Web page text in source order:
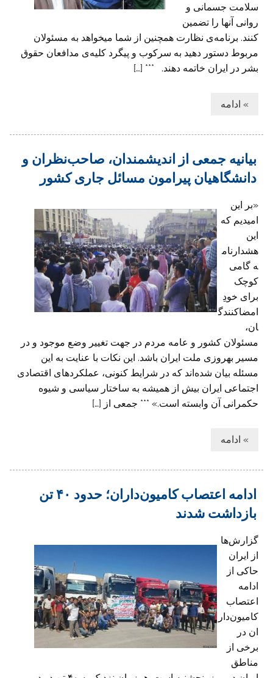
سلامت جسمانی و
روانی آنها را تضمین
کنند. برنامه‌ی نظارت همچنین از شما میخواهد به مسئولان
مربوط دستور دهید به سرکوب و پیگرد کلیه‌ی مدافعان حقوق
بشر در ایران خاتمه دهند. *** […]
» ادامه
بیانیه جمعی از اندیشمندان، صاحب‌نظران و
دانشگاهیان پیرامون مسائل جاری کشور
«بر این
امیدیم که
این
هشدارنام
ه گامی
کوچک
برای خودِ
امضاکنندگ
ان،
مسئولان کشور و عامه مردم در جهت تغییر وضع موجود و در
مسیر بهروزی ملت ایران باشد. این نکات با عنایت به این
مسئله بیان شده‌اند که در شرایط کنونی، عملکردهای اقتصادی
اجتماعی ایران بیش از همیشه به ساختار سیاسی و شیوه
حکمرانی آن وابسته است.» *** جمعی از […]
» ادامه
ادامه اعتصاب کامیون‌داران؛ حدود ۴۰ تن
بازداشت شدند
گزارش‌ها
از ایران
حاکی از
ادامه
اعتصاب
کامیون‌دار
ان در
برخی از
مناطق